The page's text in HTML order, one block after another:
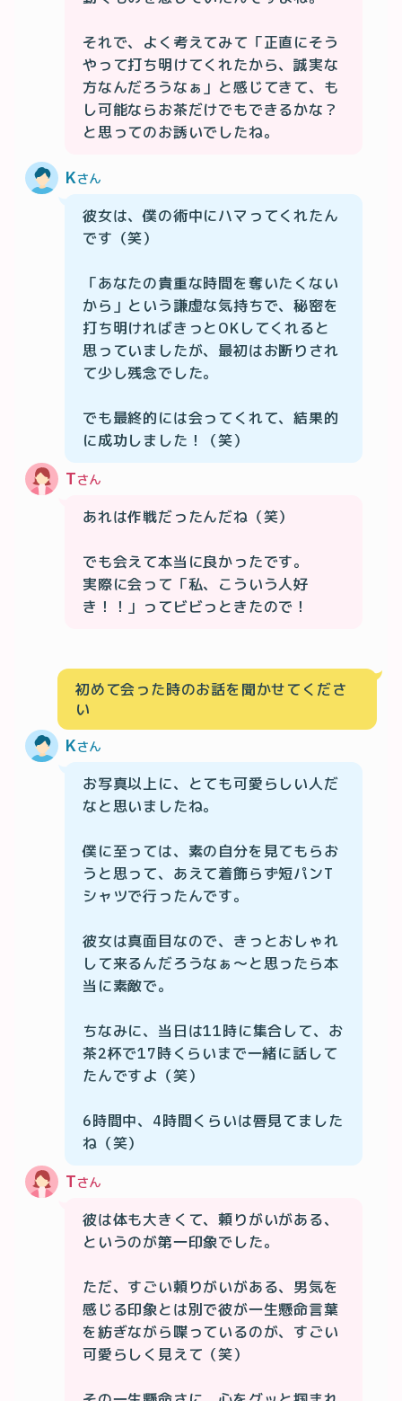
それで、よく考えてみて「正直にそう
やって打ち明けてくれたから、誠実な
方なんだろうなぁ」と感じてきて、も
し可能ならお茶だけでもできるかな？
Kさん
彼女は、僕の術中にハマってくれたん
です（笑）
「あなたの貴重な時間を奪いたくない
から」という謙虚な気持ちで、秘密を
打ち明ければきっとOKしてくれると
思っていましたが、最初はお断りされ
て少し残念でした。
でも最終的には会ってくれて、結果的
に成功しました！（笑）
Tさん
あれは作戦だったんだね（笑）
でも会えて本当に良かったです。
実際に会って「私、こういう人好
初めて会った時のお話を聞かせてくださ
い
Kさん
お写真以上に、とても可愛らしい人だ
なと思いましたね。
僕に至っては、素の自分を見てもらお
うと思って、あえて着飾らず短パンT
シャツで行ったんです。
彼女は真面目なので、きっとおしゃれ
して来るんだろうなぁ〜と思ったら本
当に素敵で。
ちなみに、当日は11時に集合して、お
茶2杯で17時くらいまで一緒に話して
たんですよ（笑）
6時間中、4時間くらいは唇見てました
ね（笑）
Tさん
彼は体も大きくて、頼りがいがある、
というのが第一印象でした。
ただ、すごい頼りがいがある、男気を
感じる印象とは別で彼が一生懸命言葉
を紡ぎながら喋っているのが、すごい
可愛らしく見えて（笑）